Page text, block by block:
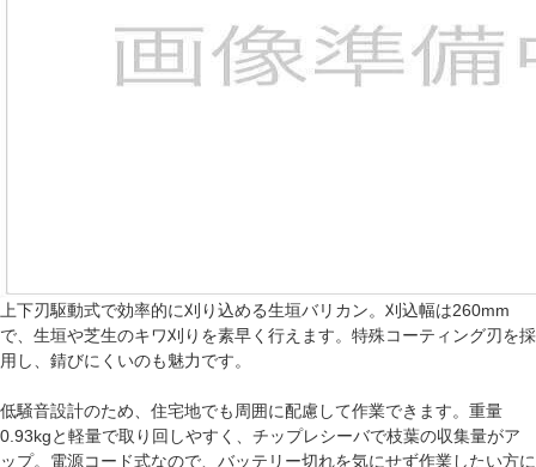
上下刃駆動式で効率的に刈り込める生垣バリカン。刈込幅は260mm
で、生垣や芝生のキワ刈りを素早く行えます。特殊コーティング刃を採
用し、錆びにくいのも魅力です。
低騒音設計のため、住宅地でも周囲に配慮して作業できます。重量
0.93kgと軽量で取り回しやすく、チップレシーバで枝葉の収集量がア
ップ。電源コード式なので、バッテリー切れを気にせず作業したい方に